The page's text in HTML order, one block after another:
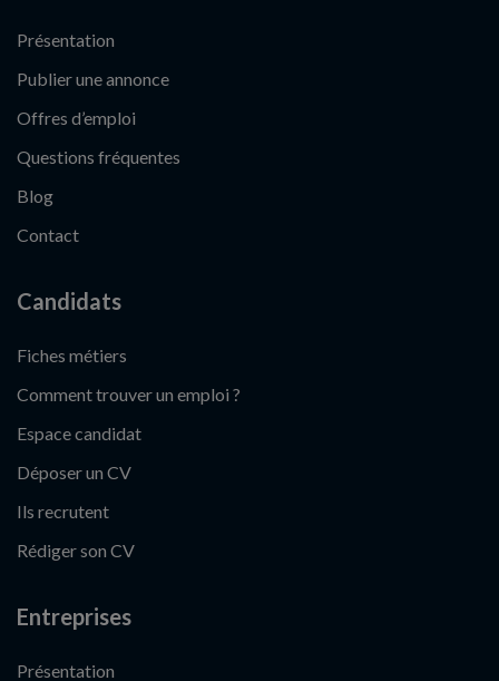
Présentation
Publier une annonce
Offres d’emploi
Questions fréquentes
Blog
Contact
Candidats
Fiches métiers
Comment trouver un emploi ?
Espace candidat
Déposer un CV
Ils recrutent
Rédiger son CV
Entreprises
Présentation